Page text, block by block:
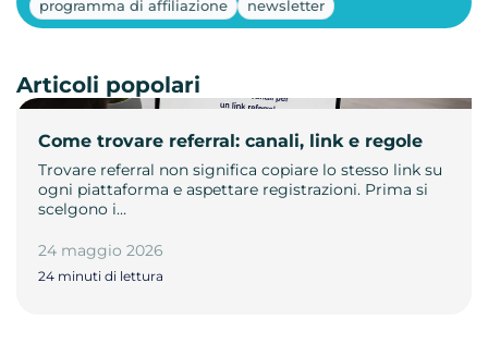
programma di affiliazione
newsletter
Come trovare referral: canali, link e regole
Trovare referral non significa copiare lo stesso link su
ogni piattaforma e aspettare registrazioni. Prima si
scelgono i…
24 maggio 2026
24 minuti di lettura
Articoli popolari